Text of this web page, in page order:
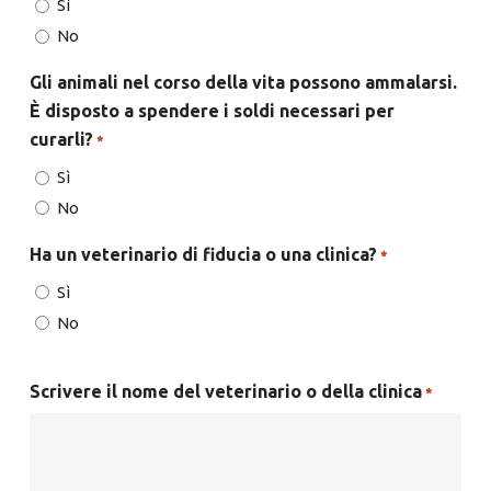
Sì
No
Gli animali nel corso della vita possono ammalarsi.
È disposto a spendere i soldi necessari per
curarli? *
Sì
No
Ha un veterinario di fiducia o una clinica? *
Sì
No
Scrivere il nome del veterinario o della clinica *